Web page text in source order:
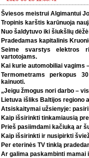
Šviesos meistrui Algimantui
Tropinis karštis karūnuoja
Nuo šaldytuvo iki šiukšlių
Pradedamas kapitalinis
Seime svarstys elektros
vartotojams.
Kai kurie automobiliai vagims
Termometrams perkopus
kainuoti.
„Jeigu žmogus nori darbo –
Lietuva išliks Baltijos regiono
Atsiskaitymai užsienyje:
Kaip išsirinkti tinkamiausią
Prieš pasiimdami kačiuką ar
Kaip išsirinkti ir nusipirkti
Per eterinės TV tinklą
Ar galima paskambinti mamai